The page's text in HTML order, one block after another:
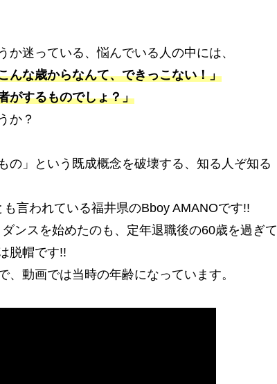
迷っている、悩んでいる人の中には、
んな歳からなんて、できっこない！」
がするものでしょ？」
か？
の」という既成概念を破壊する、知る人ぞ知る
言われている福井県のBboy AMANOです!!
ンスを始めたのも、定年退職後の60歳を過ぎて
脱帽です!!
動画では当時の年齢になっています。